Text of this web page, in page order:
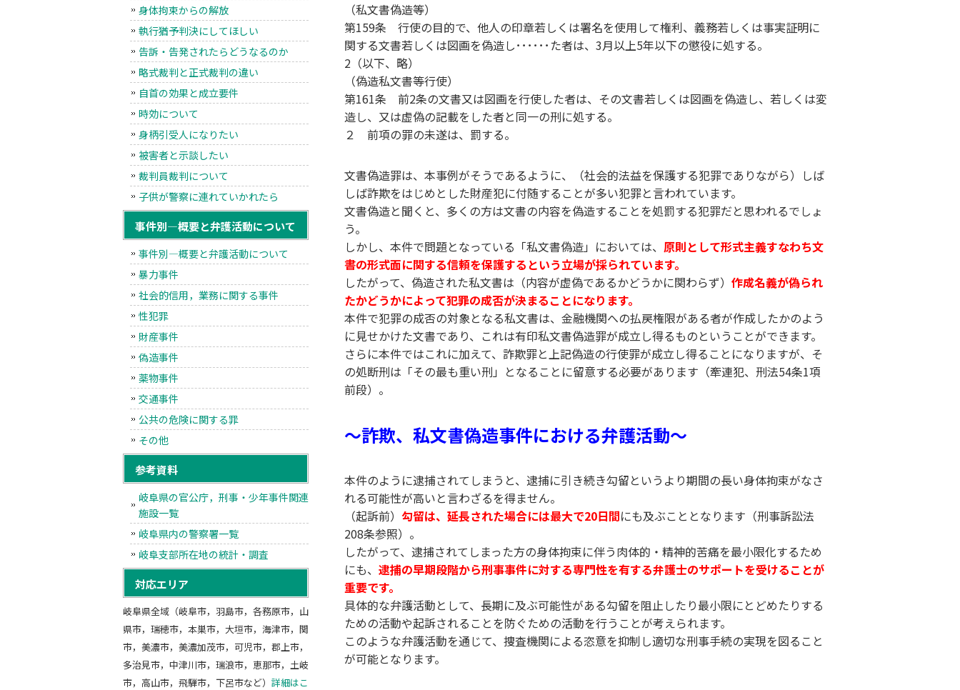
（私文書偽造等）
第159条 行使の目的で、他人の印章若しくは署名を使用して権利、義務若しくは事実証明に
関する文書若しくは図画を偽造し･･････た者は、3月以上5年以下の懲役に処する。
2（以下、略）
（偽造私文書等行使）
第161条 前2条の文書又は図画を行使した者は、その文書若しくは図画を偽造し、若しくは変
造し、又は虚偽の記載をした者と同一の刑に処する。
２ 前項の罪の未遂は、罰する。
文書偽造罪は、本事例がそうであるように、（社会的法益を保護する犯罪でありながら）しば
しば詐欺をはじめとした財産犯に付随することが多い犯罪と言われています。
文書偽造と聞くと、多くの方は文書の内容を偽造することを処罰する犯罪だと思われるでしょ
う。
しかし、本件で問題となっている「私文書偽造」においては、 原則として形式主義すなわち文
書の形式面に関する信頼を保護するという立場が採られています。
したがって、偽造された私文書は（内容が虚偽であるかどうかに関わらず） 作成名義が偽られ
たかどうかによって犯罪の成否が決まることになります。
本件で犯罪の成否の対象となる私文書は、金融機関への払戻権限がある者が作成したかのよう
に見せかけた文書であり、これは有印私文書偽造罪が成立し得るものということができます。
さらに本件ではこれに加えて、詐欺罪と上記偽造の行使罪が成立し得ることになりますが、そ
の処断刑は「その最も重い刑」となることに留意する必要があります（牽連犯、刑法54条1項
前段）。
〜詐欺、私文書偽造事件における弁護活動〜
本件のように逮捕されてしまうと、逮捕に引き続き勾留というより期間の長い身体拘束がなさ
れる可能性が高いと言わざるを得ません。
（起訴前） 勾留は、延長された場合には最大で20日間にも及ぶこととなります（刑事訴訟法
208条参照）。
したがって、逮捕されてしまった方の身体拘束に伴う肉体的・精神的苦痛を最小限化するため
にも、 逮捕の早期段階から刑事事件に対する専門性を有する弁護士のサポートを受けることが
重要です。
具体的な弁護活動として、長期に及ぶ可能性がある勾留を阻止したり最小限にとどめたりする
ための活動や起訴されることを防ぐための活動を行うことが考えられます。
このような弁護活動を通じて、捜査機関による恣意を抑制し適切な刑事手続の実現を図ること
が可能となります。
身体拘束からの解放
執行猶予判決にしてほしい
告訴・告発されたらどうなるのか
略式裁判と正式裁判の違い
自首の効果と成立要件
時効について
身柄引受人になりたい
被害者と示談したい
裁判員裁判について
子供が警察に連れていかれたら
事件別―概要と弁護活動について
事件別―概要と弁護活動について
暴力事件
社会的信用，業務に関する事件
性犯罪
財産事件
偽造事件
薬物事件
交通事件
公共の危険に関する罪
その他
参考資料
岐阜県の官公庁，刑事・少年事件関連
施設一覧
岐阜県内の警察署一覧
岐阜支部所在地の統計・調査
対応エリア
岐阜県全域（岐阜市，羽島市，各務原市，山
県市，瑞穂市，本巣市，大垣市，海津市，関
市，美濃市，美濃加茂市，可児市，郡上市，
多治見市，中津川市，瑞浪市，恵那市，土岐
市，高山市，飛騨市，下呂市など） 詳細はこ